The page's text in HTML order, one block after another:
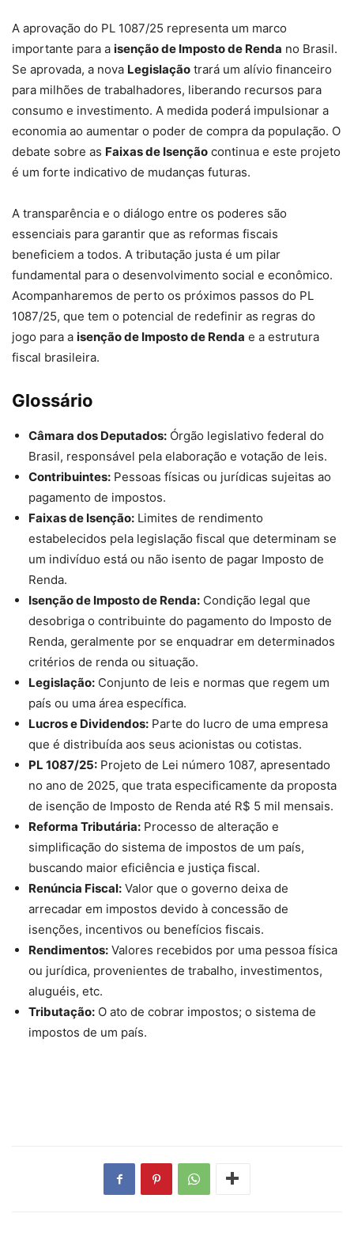
A aprovação do PL 1087/25 representa um marco
importante para a isenção de Imposto de Renda no Brasil.
Se aprovada, a nova Legislação trará um alívio financeiro
para milhões de trabalhadores, liberando recursos para
consumo e investimento. A medida poderá impulsionar a
economia ao aumentar o poder de compra da população. O
debate sobre as Faixas de Isenção continua e este projeto
é um forte indicativo de mudanças futuras.
A transparência e o diálogo entre os poderes são
essenciais para garantir que as reformas fiscais
beneficiem a todos. A tributação justa é um pilar
fundamental para o desenvolvimento social e econômico.
Acompanharemos de perto os próximos passos do PL
1087/25, que tem o potencial de redefinir as regras do
jogo para a isenção de Imposto de Renda e a estrutura
fiscal brasileira.
Glossário
Câmara dos Deputados: Órgão legislativo federal do
Brasil, responsável pela elaboração e votação de leis.
Contribuintes: Pessoas físicas ou jurídicas sujeitas ao
pagamento de impostos.
Faixas de Isenção: Limites de rendimento
estabelecidos pela legislação fiscal que determinam se
um indivíduo está ou não isento de pagar Imposto de
Renda.
Isenção de Imposto de Renda: Condição legal que
desobriga o contribuinte do pagamento do Imposto de
Renda, geralmente por se enquadrar em determinados
critérios de renda ou situação.
Legislação: Conjunto de leis e normas que regem um
país ou uma área específica.
Lucros e Dividendos: Parte do lucro de uma empresa
que é distribuída aos seus acionistas ou cotistas.
PL 1087/25: Projeto de Lei número 1087, apresentado
no ano de 2025, que trata especificamente da proposta
de isenção de Imposto de Renda até R$ 5 mil mensais.
Reforma Tributária: Processo de alteração e
simplificação do sistema de impostos de um país,
buscando maior eficiência e justiça fiscal.
Renúncia Fiscal: Valor que o governo deixa de
arrecadar em impostos devido à concessão de
isenções, incentivos ou benefícios fiscais.
Rendimentos: Valores recebidos por uma pessoa física
ou jurídica, provenientes de trabalho, investimentos,
aluguéis, etc.
Tributação: O ato de cobrar impostos; o sistema de
impostos de um país.